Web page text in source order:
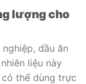
lượng cho
dầu ăn
liệu này
có thể dùng trực